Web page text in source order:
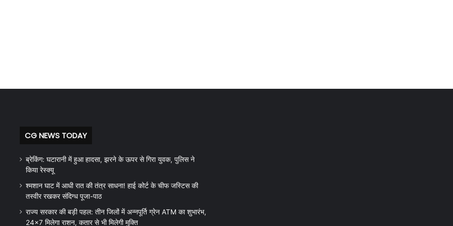
CG NEWS TODAY
ब्रेकिंग: घटारानी में हुआ हादसा, झरने के ऊपर से गिरा युवक, पुलिस ने
किया रेस्क्यू
श्मशान घाट में आधी रात की तंत्र साधना! हाई कोर्ट के चीफ जस्टिस की
तस्वीर रखकर संदिग्ध पूजा-पाठ
राज्य सरकार की बड़ी पहल: तीन जिलों में अन्नपूर्ति ग्रेन ATM का शुभारंभ,
24×7 मिलेगा राशन, कतार से भी मिलेगी मुक्ति